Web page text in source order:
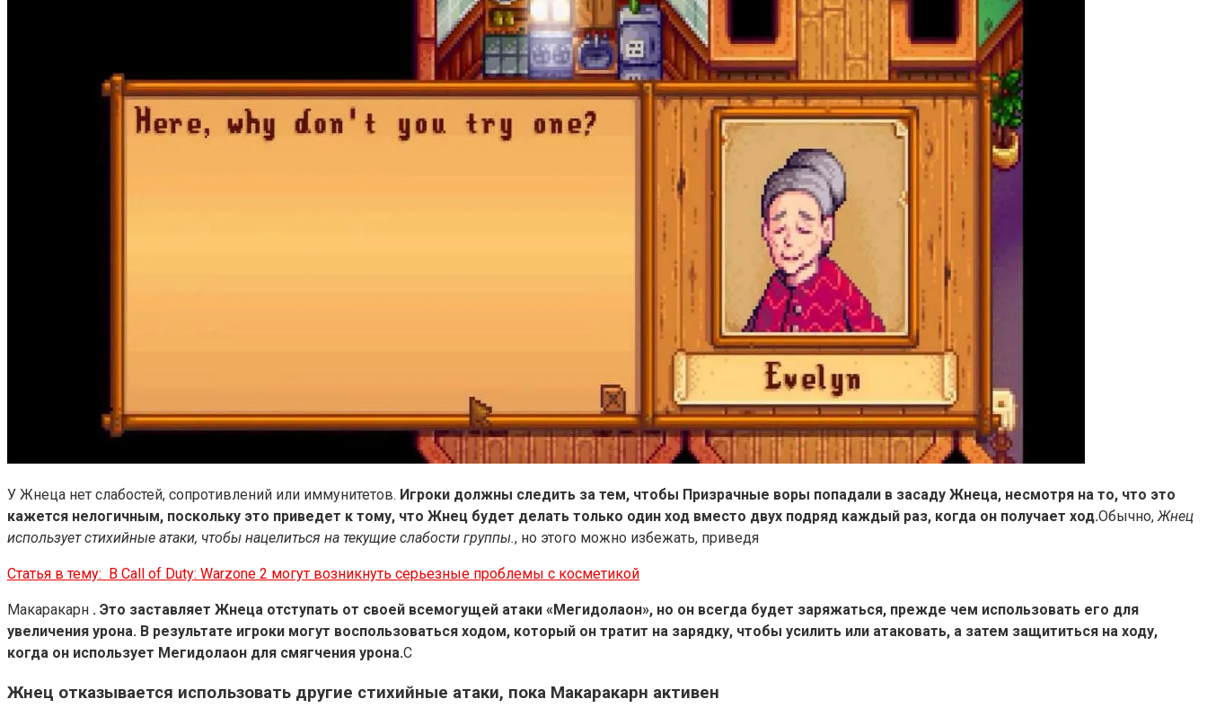
У Жнеца нет слабостей, сопротивлений или иммунитетов. Игроки должны следить за тем, чтобы Призрачные воры попадали в засаду Жнеца, несмотря на то, что это
кажется нелогичным, поскольку это приведет к тому, что Жнец будет делать только один ход вместо двух подряд каждый раз, когда он получает ход.Обычно, Жнец
использует стихийные атаки, чтобы нацелиться на текущие слабости группы., но этого можно избежать, приведя
Статья в тему: В Call of Duty: Warzone 2 могут возникнуть серьезные проблемы с косметикой
Макаракарн . Это заставляет Жнеца отступать от своей всемогущей атаки «Мегидолаон», но он всегда будет заряжаться, прежде чем использовать его для
увеличения урона. В результате игроки могут воспользоваться ходом, который он тратит на зарядку, чтобы усилить или атаковать, а затем защититься на ходу,
когда он использует Мегидолаон для смягчения урона.С
Жнец отказывается использовать другие стихийные атаки, пока Макаракарн активен